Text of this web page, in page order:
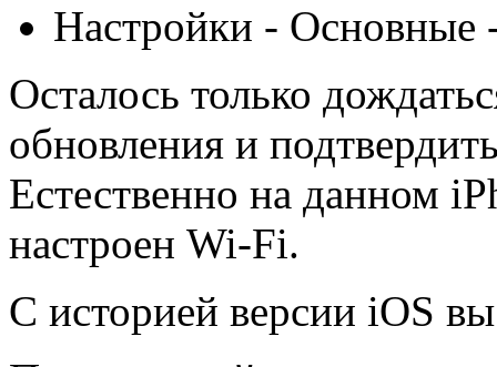
Настройки -
Осталось только
обновления и
Естественно на данном
настроен Wi-Fi.
С историей версии iOS